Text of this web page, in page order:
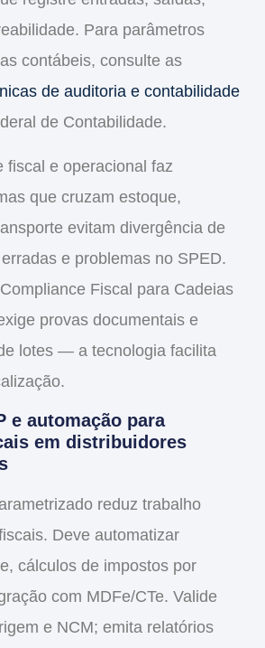
. Para parâmetros
contábeis, consulte as
de auditoria e contabilidade
de Contabilidade.
fiscal e operacional faz
que cruzam estoque,
evitam divergência de
e problemas no SPED.
Compliance Fiscal para Cadeias
provas documentais e
lotes — a tecnologia facilita
e automação para
em distribuidores
reduz trabalho
Deve automatizar
, cálculos de impostos por
com MDFe/CTe. Valide
e NCM; emita relatórios